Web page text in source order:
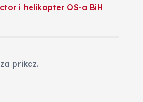
i helikopter OS-a BiH
prikaz.